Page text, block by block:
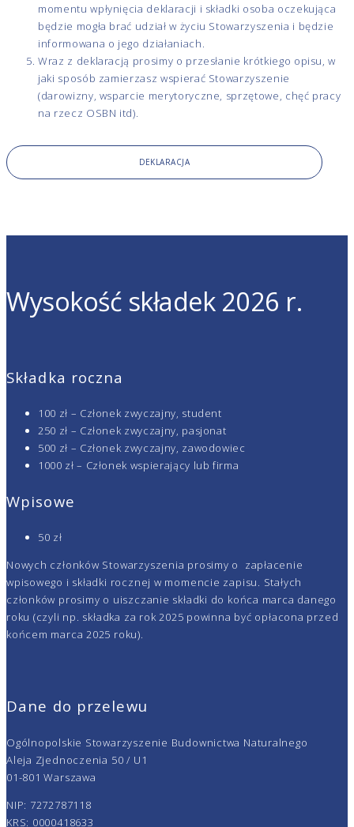
momentu wpłynięcia deklaracji i składki osoba oczekująca
będzie mogła brać udział w życiu Stowarzyszenia i będzie
informowana o jego działaniach.
Wraz z deklaracją prosimy o przesłanie krótkiego opisu, w
jaki sposób zamierzasz wspierać Stowarzyszenie
(darowizny, wsparcie merytoryczne, sprzętowe, chęć pracy
na rzecz OSBN itd).
DEKLARACJA
Wysokość składek 2026 r.
Składka roczna
100 zł – Członek zwyczajny, student
250 zł – Członek zwyczajny, pasjonat
500 zł – Członek zwyczajny, zawodowiec
1000 zł – Członek wspierający lub firma
Wpisowe
50 zł
Nowych członków Stowarzyszenia prosimy o zapłacenie
wpisowego i składki rocznej w momencie zapisu. Stałych
członków prosimy o uiszczanie składki do końca marca danego
roku (czyli np. składka za rok 2025 powinna być opłacona przed
końcem marca 2025 roku).
Dane do przelewu
Ogólnopolskie Stowarzyszenie Budownictwa Naturalnego
Aleja Zjednoczenia 50 / U1
01-801 Warszawa
NIP: 7272787118
KRS: 0000418633